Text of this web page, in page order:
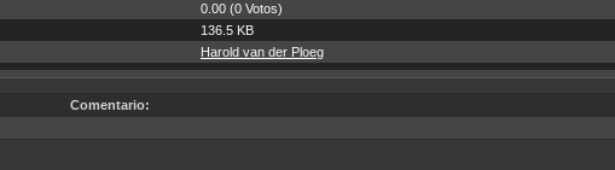
0.00 (0 Votos)
136.5 KB
Harold van der Ploeg
Comentario: